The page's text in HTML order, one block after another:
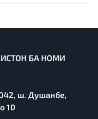
БА НОМИ
ш. Душанбе,
10